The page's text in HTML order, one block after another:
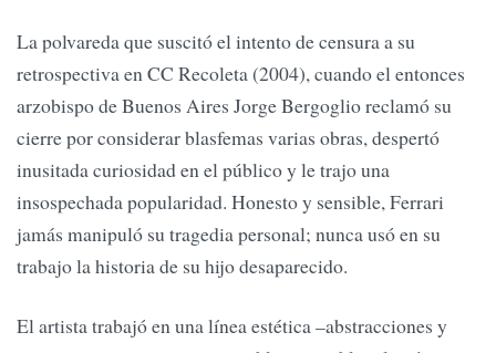
La polvareda que suscitó el intento de censura a su
retrospectiva en CC Recoleta (2004), cuando el entonces
arzobispo de Buenos Aires Jorge Bergoglio reclamó su
cierre por considerar blasfemas varias obras, despertó
inusitada curiosidad en el público y le trajo una
insospechada popularidad. Honesto y sensible, Ferrari
jamás manipuló su tragedia personal; nunca usó en su
trabajo la historia de su hijo desaparecido.
El artista trabajó en una línea estética –abstracciones y